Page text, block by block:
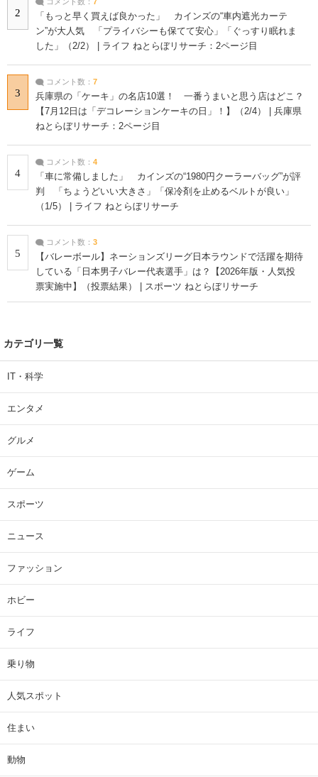
2
「もっと早く買えば良かった」 カインズの“車内遮光カーテ
ン”が大人気 「プライバシーも保てて安心」「ぐっすり眠れま
した」（2/2） | ライフ ねとらぼリサーチ：2ページ目
3
コメント数： 7
兵庫県の「ケーキ」の名店10選！ 一番うまいと思う店はどこ？
【7月12日は「デコレーションケーキの日」！】（2/4） | 兵庫県
ねとらぼリサーチ：2ページ目
4
コメント数： 4
「車に常備しました」 カインズの“1980円クーラーバッグ”が評
判 「ちょうどいい大きさ」「保冷剤を止めるベルトが良い」
（1/5） | ライフ ねとらぼリサーチ
5
コメント数： 3
【バレーボール】ネーションズリーグ日本ラウンドで活躍を期待
している「日本男子バレー代表選手」は？【2026年版・人気投
票実施中】（投票結果） | スポーツ ねとらぼリサーチ
カテゴリ一覧
IT・科学
エンタメ
グルメ
ゲーム
スポーツ
ニュース
ファッション
ホビー
ライフ
乗り物
人気スポット
住まい
動物